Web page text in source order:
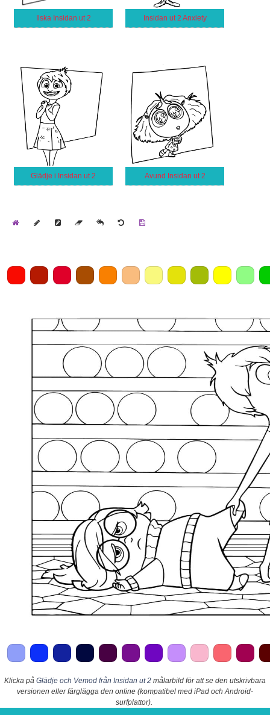
Ilska Insidan ut 2 Insidan ut 2 Anxiety
Glädje i Insidan ut 2 Avund Insidan ut 2
Klicka på Glädje och Vemod från Insidan ut 2 målarbild för att se den utskrivbara
versionen eller färglägga den online (kompatibel med iPad och Android-
surfplattor).